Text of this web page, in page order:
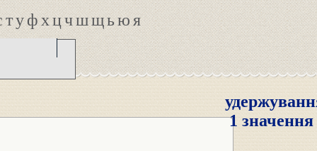
туфхцчшщьюя
1 значення